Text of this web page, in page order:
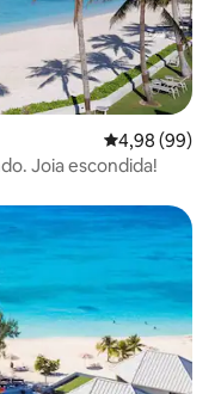
4,98 de uma
4,98 (99)
Joia escondida!